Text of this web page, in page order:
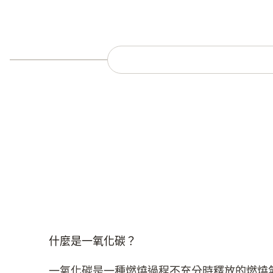
什麼是一氧化碳？